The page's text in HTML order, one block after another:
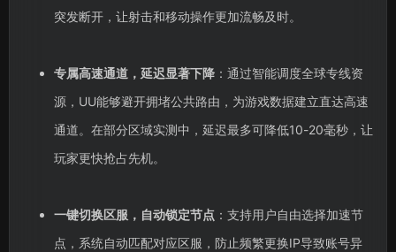
突发断开，让射击和移动操作更加流畅及时。
专属高速通道，延迟显著下降：通过智能调度全球专线资
源，UU能够避开拥堵公共路由，为游戏数据建立直达高速
通道。在部分区域实测中，延迟最多可降低10-20毫秒，让
玩家更快抢占先机。
一键切换区服，自动锁定节点：支持用户自由选择加速节
点，系统自动匹配对应区服，防止频繁更换IP导致账号异